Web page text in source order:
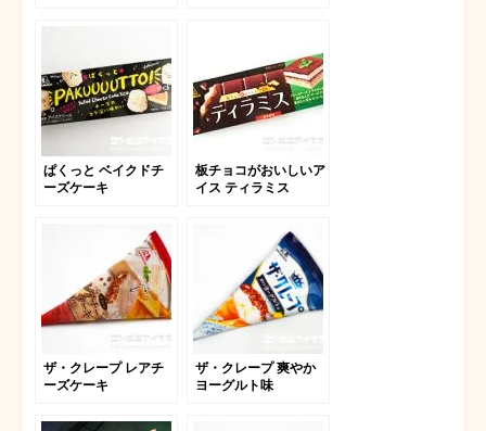
ぱくっと ベイクドチ
ーズケーキ
板チョコがおいしいア
イス ティラミス
ザ・クレープ レアチ
ーズケーキ
ザ・クレープ 爽やか
ヨーグルト味